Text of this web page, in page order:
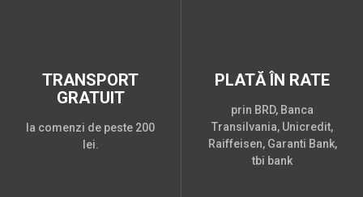
TRANSPORT
GRATUIT
la comenzi de peste 200
lei.
PLATĂ ÎN RATE
prin BRD, Banca
Transilvania, Unicredit,
Raiffeisen, Garanti Bank,
tbi bank